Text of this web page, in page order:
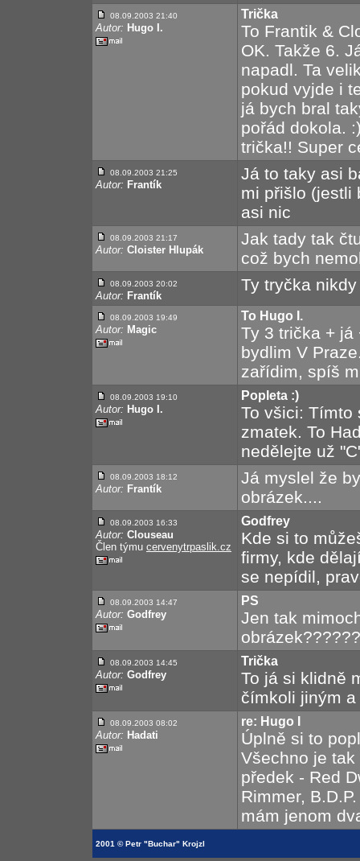
08.09.2003 21:40
Autor: Hugo I.
Trička
To Frantik &
OK. Takže 6.
napadl. Ta
pokud vyjde i
já bych bral
pořád dokola.
trička!! Super
08.09.2003 21:25
Autor: Frantík
Já to taky asi
mi přišlo (jestli
asi nic
08.09.2003 21:17
Autor: Cloister Hlupák
Jak tady tak
což bych
08.09.2003 20:02
Autor: Frantík
Ty tryčka
08.09.2003 19:49
Autor: Magic
To Hugo I.
Ty 3 trička + já
bydlim V
zařídim, spíš
08.09.2003 19:10
Autor: Hugo I.
Popleta :)
To všici: Tímto
zmatek. To
nedělejte už
08.09.2003 18:12
Autor: Frantík
Já myslel že
obrázek....
08.09.2003 16:33
Autor: Clouseau
Člen týmu cervenytrpaslik.cz
Godfrey
Kde si to
firmy, kde
se nepídil,
08.09.2003 14:47
Autor: Godfrey
PS
Jen tak
08.09.2003 14:45
Autor: Godfrey
Trička
To já si klidně
čímkoli jiným
08.09.2003 08:02
Autor: Hadati
re: Hugo I
Úplně si to
Všechno je
předek - Red
Rimmer,
mám jenom
2001 © Petr "Buchar" Krojzl